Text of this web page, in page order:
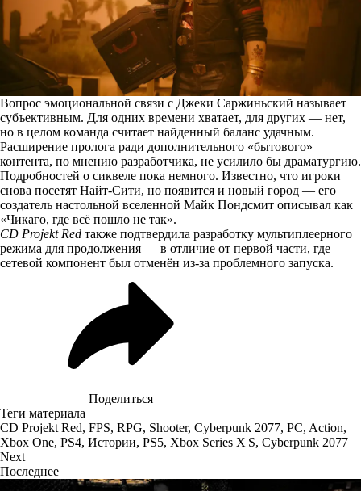
Вопрос эмоциональной связи с Джеки Саржиньский называет
субъективным. Для одних времени хватает, для других — нет,
но в целом команда считает найденный баланс удачным.
Расширение пролога ради дополнительного «бытового»
контента, по мнению разработчика, не усилило бы драматургию.
Подробностей о сиквеле пока немного. Известно, что игроки
снова посетят Найт-Сити, но появится и новый город — его
создатель настольной вселенной Майк Пондсмит описывал как
«Чикаго, где всё пошло не так».
CD Projekt Red также подтвердила разработку мультиплеерного
режима для продолжения — в отличие от первой части, где
сетевой компонент был отменён из-за проблемного запуска.
Поделиться
Теги материала
CD Projekt Red, FPS, RPG, Shooter, Cyberpunk 2077, PC, Action,
Xbox One, PS4, Истории, PS5, Xbox Series X|S, Cyberpunk 2077
Next
Последнее